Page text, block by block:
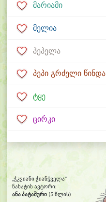
მარიამი
მელია
პეპელა
პეპი გრძელი წინდა
ტყე
ცირკი
„ჭკვიანი ჭიანჭველა“
ნახატის ავტორი:
ანა პატაშური (5 წლის)